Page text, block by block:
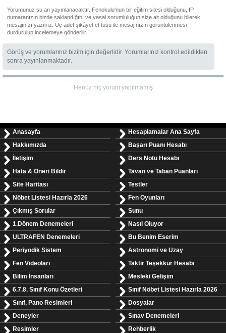
Yorumunuz şu an yayınlanacaktır. Fenokulu'nun bir eğitim sitesi olduğunu, IP
numaranızın bizde saklandığını ve yasal sorumluluğun size ait olduğunu bilerek
mesajınızı yazınız. Üç adet şikâyet et tuşu ile mesajınızın görüntülenmesi
durdurulup incelemeye gönderilir.
Görüş ve yorumlarınız bizim için değerlidir. Yorumlarınız kontrol edildikten
sonra yayınlanmaktadır.
Henüz hiç yorum yapılmamış
Anasayfa
Hakkımızda
İletişim
Hata & Öneri Bildir
Site Haritası
Nöbet Listesi Hazırla 2026
Çıkmış Sorular
1.Dönem Denemeleri
ULTRAFEN Denemeleri
Periyodik Sistem
Fen Videoları
Bilim İnsanları
6.7.8. Sınıf Konu Özetleri
Sınıf, Pano Resimleri
Deneyler
Resimler
Hesaplamalar Ana Sayfa
Başarı Puanı Hesabı
Ders Notu Hesabı
Tavan ve Taban Puanları
Testler
Fen Oyunları
Sunu
Nasıl Oluyor
Bu Benim Eserim
Astronomi ve Uzay
Taktir Teşekkür Hesabı
Mesleki Gelişim
Sınıf Nöbet Listesi Hazırla 2026
Dosyalar
Sınav Denemeleri
Rehberlik